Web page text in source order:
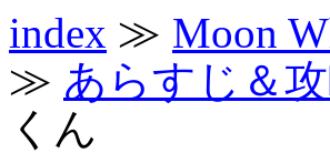
index ≫ Moon
≫ あらすじ＆
くん